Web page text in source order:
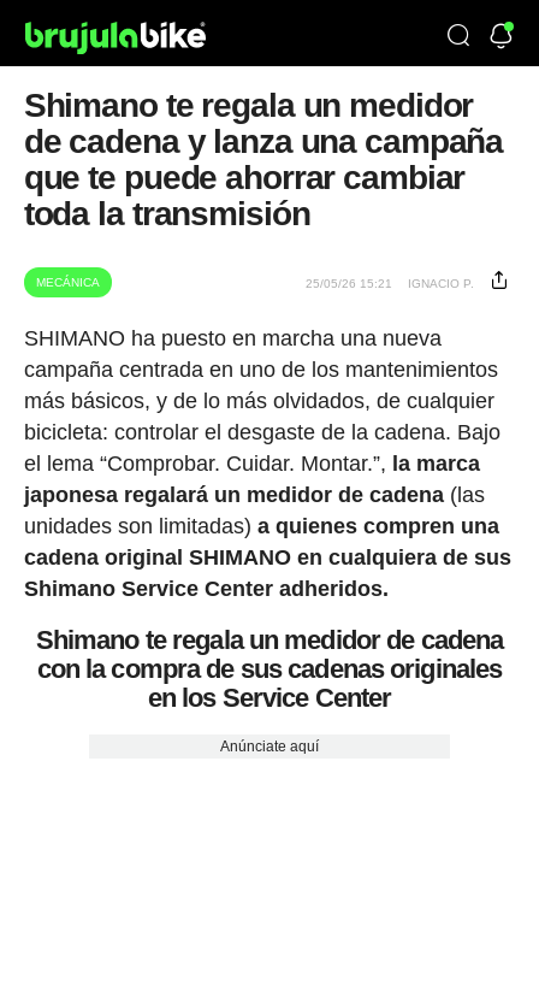
Shimano te regala un medidor
de cadena y lanza una campaña
que te puede ahorrar cambiar
toda la transmisión
MECÁNICA 25/05/26 15:21 IGNACIO P.
SHIMANO ha puesto en marcha una nueva
campaña centrada en uno de los mantenimientos
más básicos, y de lo más olvidados, de cualquier
bicicleta: controlar el desgaste de la cadena. Bajo
el lema “Comprobar. Cuidar. Montar.”, la marca
japonesa regalará un medidor de cadena (las
unidades son limitadas) a quienes compren una
cadena original SHIMANO en cualquiera de sus
Shimano Service Center adheridos.
Shimano te regala un medidor de cadena
con la compra de sus cadenas originales
en los Service Center
Anúnciate aquí